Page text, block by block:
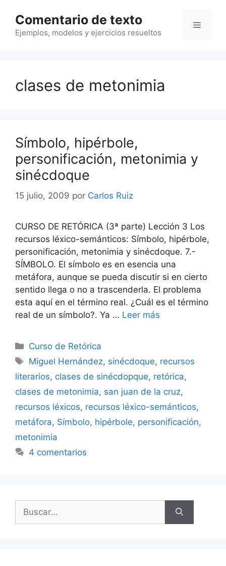
contenido
Comentario de texto
Ejemplos, modelos y ejercicios resueltos
Menú
clases de metonimia
Símbolo, hipérbole,
personificación, metonimia y
sinécdoque
15 julio, 2009 por Carlos Ruiz
CURSO DE RETÓRICA (3ª parte) Lección 3 Los
recursos léxico-semánticos: Símbolo, hipérbole,
personificación, metonimia y sinécdoque. 7.-
SÍMBOLO. El símbolo es en esencia una
metáfora, aunque se pueda discutir si en cierto
sentido llega o no a trascenderla. El problema
esta aquí en el término real. ¿Cuál es el término
real de un símbolo?. Ya … Leer más
Categorías
Curso de Retórica
Etiquetas
Miguel Hernández, sinécdoque, recursos
literarios, clases de sinécdopque, retórica,
clases de metonimia, san juan de la cruz,
recursos léxicos, recursos léxico-semánticos,
metáfora, Símbolo, hipérbole, personificación,
metonimia
4 comentarios